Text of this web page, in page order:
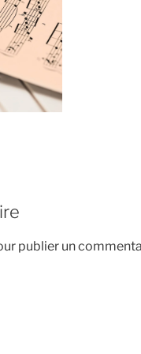
publier un